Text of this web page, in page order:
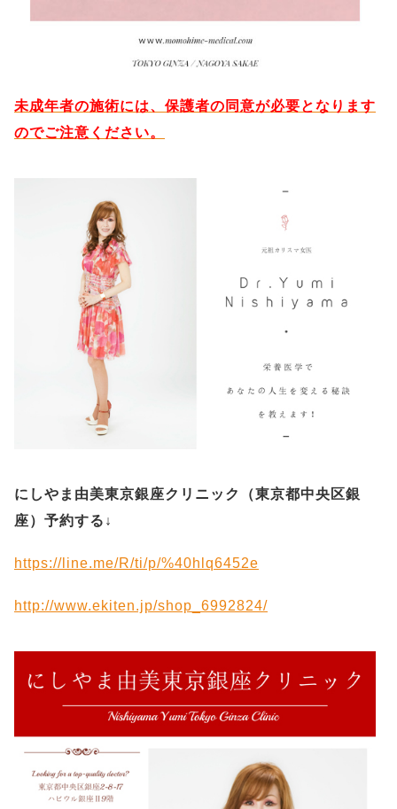
未成年者の施術には、保護者の同意が必要となります
のでご注意ください。
にしやま由美東京銀座クリニック（東京都中央区銀
座）予約する ↓
https://line.me/R/ti/p/%40hlq6452e
http://www.ekiten.jp/shop_6992824/